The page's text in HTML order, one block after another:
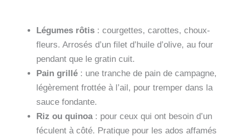
Légumes rôtis : courgettes, carottes, choux-
fleurs. Arrosés d’un filet d’huile d’olive, au four
pendant que le gratin cuit.
Pain grillé : une tranche de pain de campagne,
légèrement frottée à l’ail, pour tremper dans la
sauce fondante.
Riz ou quinoa: pour ceux qui ont besoin d’un
féculent à côté. Pratique pour les ados affamés